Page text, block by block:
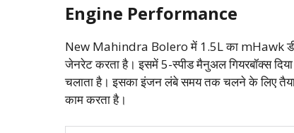
Engine Performance
New Mahindra Bolero में 1.5L का mHawk
जेनरेट करता है। इसमें 5-स्पीड मैनुअल गियरबॉक्स
चलाता है। इसका इंजन लंबे समय तक चलने के लिए तैयार
काम करता है।